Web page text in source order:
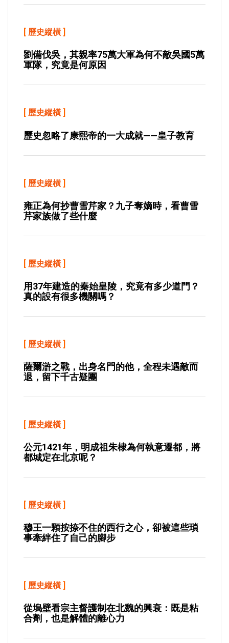
[ 歷史縱橫 ]
劉備伐吳，其親率75萬大軍為何不敵吳國5萬
軍隊，究竟是何原因
[ 歷史縱橫 ]
歷史忽略了康熙帝的一大成就——皇子教育
[ 歷史縱橫 ]
雍正為何抄曹雪芹家？九子奪嫡時，看曹雪
芹家族做了些什麼
[ 歷史縱橫 ]
用37年建造的秦始皇陵，究竟有多少道門？
真的設有很多機關嗎？
[ 歷史縱橫 ]
薩爾滸之戰，出身名門的他，全程未遇敵而
退，留下千古疑團
[ 歷史縱橫 ]
公元1421年，明成祖朱棣為何執意遷都，將
都城定在北京呢？
[ 歷史縱橫 ]
穆王一顆按捺不住的西行之心，卻被這些瑣
事牽絆住了自己的腳步
[ 歷史縱橫 ]
從塢壁看宗主督護制在北魏的興衰：既是粘
合劑，也是解體的離心力